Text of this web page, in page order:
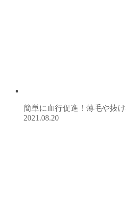
簡単に血行促進！薄毛や抜
2021.08.20